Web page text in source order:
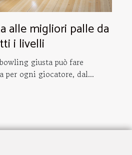
alle migliori palle da
i livelli
giusta può fare
per ogni giocatore, dal...